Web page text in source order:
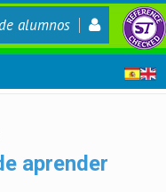
alumnos
aprender